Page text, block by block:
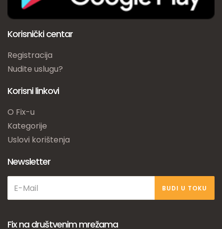
Korisnički centar
Registracija
Nudite uslugu?
Korisni linkovi
O Fix-u
Kategorije
Uslovi korištenja
Newsletter
BUDI U TOKU
Fix na društvenim mrežama